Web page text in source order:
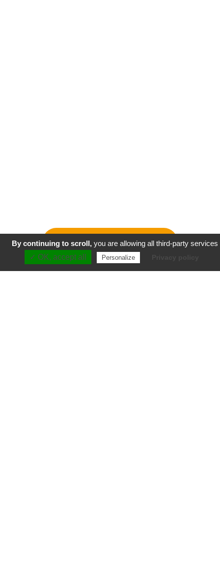
NOS ACTUALITÉS
ÊTRE
RAPPELÉ
POSTULER
EN LIGNE
By continuing to scroll, you are allowing all third-party services
✓ OK, accept all
Personalize